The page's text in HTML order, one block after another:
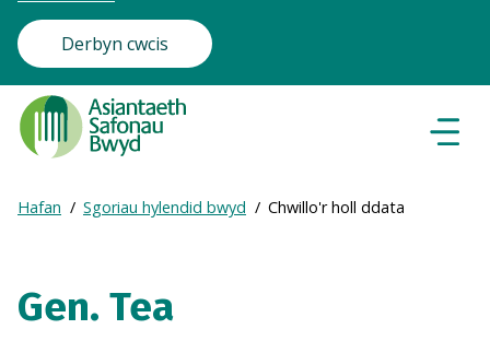
Derbyn cwcis
Food
Standards
Agency
Frontpage
Breadcrumb
Expand
breadcrumb
Hafan Sgoriau hylendid bwyd Chwillo'r holl ddata
Gen. Tea